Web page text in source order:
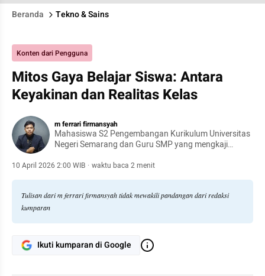
Beranda Tekno & Sains
Konten dari Pengguna
Mitos Gaya Belajar Siswa: Antara
Keyakinan dan Realitas Kelas
m ferrari firmansyah
Mahasiswa S2 Pengembangan Kurikulum Universitas
Negeri Semarang dan Guru SMP yang mengkaji
Menulis tentang strategi, tantangan literasi siswa, dan
10 April 2026 2:00 WIB · waktu baca 2 menit
Tulisan dari m ferrari firmansyah tidak mewakili pandangan dari redaksi
kumparan
Ikuti kumparan di Google